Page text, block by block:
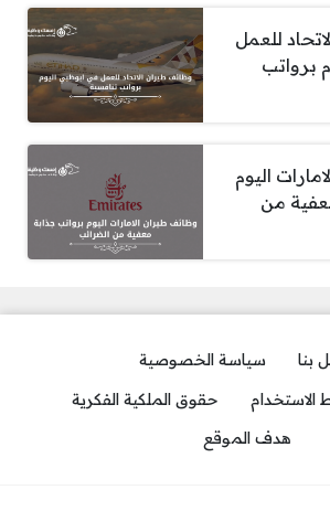
للعمل
برواتب
اليوم
من
بنا
سياسة الخصوصية
الاستخدام
حقوق الملكية الفكرية
هدف الموقع